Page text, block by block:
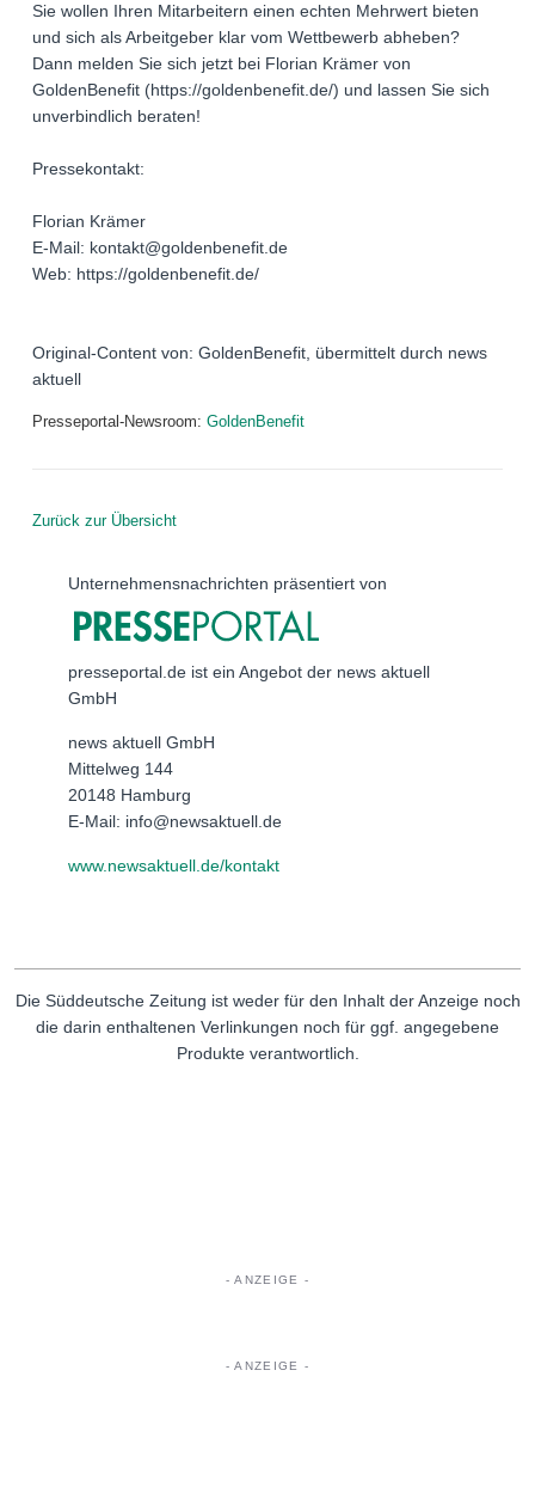
Sie wollen Ihren Mitarbeitern einen echten Mehrwert bieten
und sich als Arbeitgeber klar vom Wettbewerb abheben?
Dann melden Sie sich jetzt bei Florian Krämer von
GoldenBenefit (https://goldenbenefit.de/) und lassen Sie sich
unverbindlich beraten!
Pressekontakt:
Florian Krämer
E-Mail: kontakt@goldenbenefit.de
Web: https://goldenbenefit.de/
Original-Content von: GoldenBenefit, übermittelt durch news
aktuell
Presseportal-Newsroom: GoldenBenefit
Zurück zur Übersicht
Unternehmensnachrichten präsentiert von
presseportal.de ist ein Angebot der news aktuell
GmbH
news aktuell GmbH
Mittelweg 144
20148 Hamburg
E-Mail: info@newsaktuell.de
www.newsaktuell.de/kontakt
Die Süddeutsche Zeitung ist weder für den Inhalt der Anzeige noch
die darin enthaltenen Verlinkungen noch für ggf. angegebene
Produkte verantwortlich.